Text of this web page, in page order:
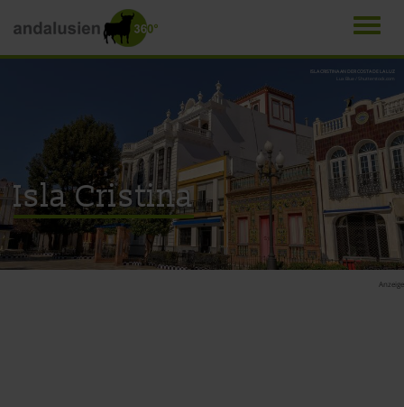
Isla Cristina
ISLA CRISTINA AN DER COSTA DE LA LUZ
Lux Blue / Shutterstock.com
Anzeige